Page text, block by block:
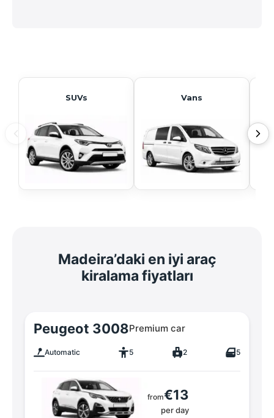
SUVs Vans
Madeira’daki en iyi araç
kiralama fiyatları
Peugeot 3008Premium car
Automatic 5 2 5
from€13
per day